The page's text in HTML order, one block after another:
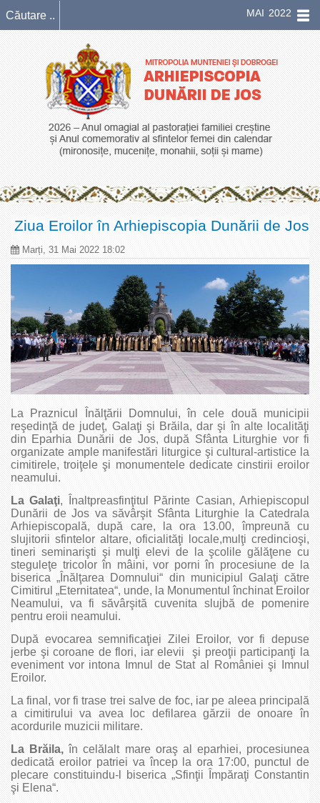
MAI 2022
Ziua Eroilor în Arhiepiscopia Dunării de Jos
Marți, 31 Mai 2022 18:02
La Praznicul Înălţării Domnului, în cele două municipii
reşedinţă de judeţ, Galaţi şi Brăila, dar şi în alte localităţi
din Eparhia Dunării de Jos, după Sfânta Liturghie vor fi
organizate ample manifestări liturgice şi cultural-artistice la
cimitirele, troiţele şi monumentele dedicate cinstirii eroilor
neamului.
La Galaţi, Înaltpreasfinţitul Părinte Casian, Arhiepiscopul
Dunării de Jos va săvârşit Sfânta Liturghie la Catedrala
Arhiepiscopală, după care, la ora 13.00, împreună cu
slujitorii sfintelor altare, oficialităţi locale,mulţi credincioşi,
tineri seminarişti şi mulţi elevi de la şcolile gălăţene cu
steguleţe tricolor în mâini, vor porni în procesiune de la
biserica „Înălţarea Domnului“ din municipiul Galaţi către
Cimitirul „Eternitatea“, unde, la Monumentul închinat Eroilor
Neamului, va fi săvârşită cuvenita slujbă de pomenire
pentru eroii neamului.
După evocarea semnificaţiei Zilei Eroilor, vor fi depuse
jerbe şi coroane de flori, iar elevii şi preoţii participanţi la
eveniment vor intona Imnul de Stat al României şi Imnul
Eroilor.
La final, vor fi trase trei salve de foc, iar pe aleea principală
a cimitirului va avea loc defilarea gărzii de onoare în
acordurile muzicii militare.
La Brăila,în celălalt mare oraş al eparhiei, procesiunea
dedicată eroilor patriei va încep la ora 17:00, punctul de
plecare constituindu-l biserica „Sfinţii Împăraţi Constantin
şi Elena“.